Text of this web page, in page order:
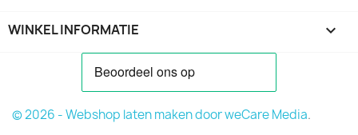
WINKEL INFORMATIE keyboard_arrow_down
© 2026 - Webshop laten maken doorweCare Media.